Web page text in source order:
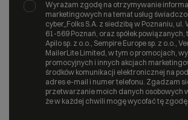
Wyrażam zgodę na otrzymywanie
marketingowych na temat usług
cyber_Folks S.A. z siedzibą w Poznaniu,
61-569 Poznań, oraz spółek powiązanych,
Apilo sp. z o.o., Sempire Europe sp. z o.o.,
MailerLite Limited, w tym o promocjach,
promocyjnych i innych akcjach
środków komunikacji elektronicznej na
adres e-mail i numer telefonu. Zgadzam
przetwarzanie moich danych osobowych
że w każdej chwili mogę wycofać tę zgodę.